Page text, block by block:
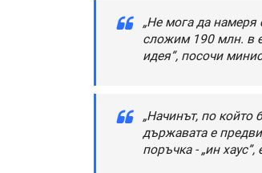
„Не мога да
сложим 190 млн. в
идея”, посочи
„Начинът, по който
държавата е
поръчка - „ин